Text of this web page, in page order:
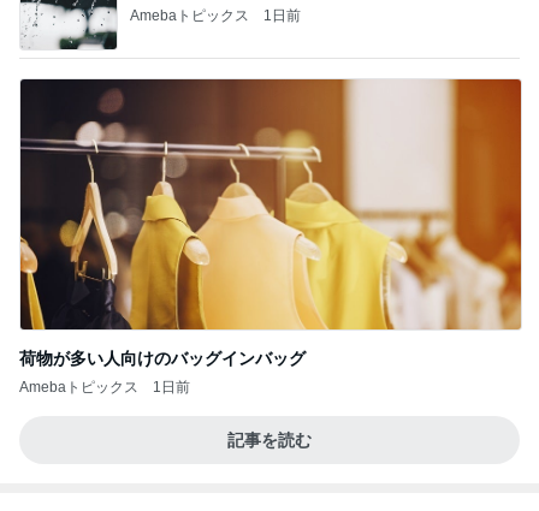
Amebaトピックス 1日前
荷物が多い人向けのバッグインバッグ
Amebaトピックス 1日前
記事を読む